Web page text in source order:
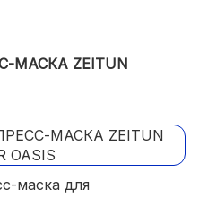
ZEITUN
маска для